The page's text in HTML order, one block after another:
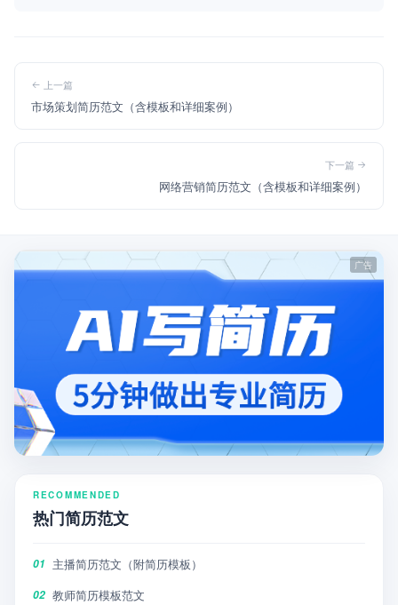
上一篇
市场策划简历范文（含模板和详细案例）
下一篇
网络营销简历范文（含模板和详细案例）
RECOMMENDED
热门简历范文
01 主播简历范文（附简历模板）
02 教师简历模板范文